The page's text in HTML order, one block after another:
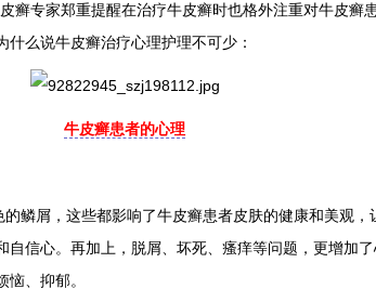
癣专家郑重提醒在治疗牛皮癣时也格外注重对牛皮癣
么说牛皮癣治疗心理护理不可少：
牛皮癣患者的心理
鳞屑，这些都影响了牛皮癣患者皮肤的健康和美观，
自信心。再加上，脱屑、坏死、瘙痒等问题，更增加
、抑郁。